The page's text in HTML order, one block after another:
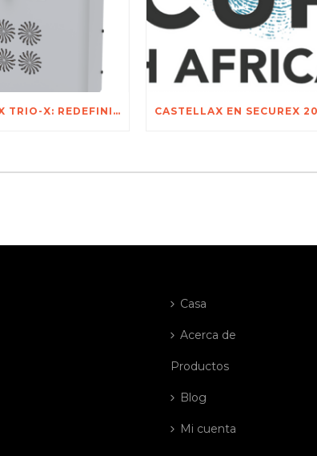
CASTELLAX TRIO-X: REDEFINIENDO LA PROTECCIÓN NO LETAL PARA LOS ACTIVOS MÁS VALIOSOS DE ÁFRICA
Casa
Acerca de
Productos
Blog
Mi cuenta